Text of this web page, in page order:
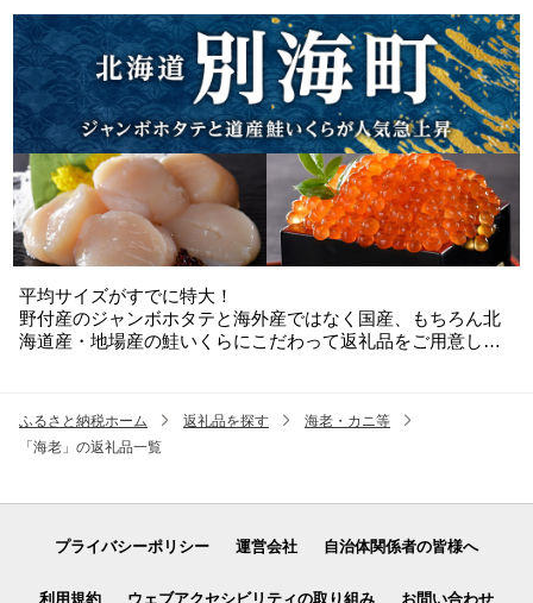
し、成長させる「地撒き方式」で、冷たい荒波の中を自由に
泳ぎ、逞しく育つため、旨味が凝縮し・食感も抜群です。
平均サイズがすでに特大！
野付産のジャンボホタテと海外産ではなく国産、もちろん北
海道産・地場産の鮭いくらにこだわって返礼品をご用意して
ふるさと納税ホーム 返礼品を探す
海老・カニ等
「海老」の返礼品一覧
プライバシーポリシー 運営会社 自治体関係者の皆様へ
利用規約 ウェブアクセシビリティの取り組み お問い合わせ